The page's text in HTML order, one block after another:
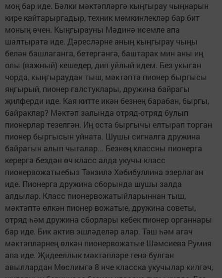
моң бар иде. Бәлки мәктәпләргә кыңгырау чыңнарын
кире кайтарыргадыр, техник мөмкинлекләр бар бит
моның өчен. Кыңгырауны Мәдинә исемле апа
шалтырата иде. Дәресләрне аның кыңгырау чыңы
белән башлаганга, бетергәнгә, баштарак мин аны иң
олы (важный) кешедер, дип уйлый идем. Без укыган
чорда, кыңгыраудан тыш, мәктәптә пионер быргысы
яңгырый, пионер галстуклары, дружина байрагы
җилферди иде. Кая китте икән безнең барабан, быргы,
байраклар? Мәктәп залында отряд-отряд булып
пионерлар тезелгән. Иң оста быргычы елтырап торган
пионер быргысын уйната. Шушы сигналга дружина
байрагын алып чыгалар... Безнең классны пионерга
керергә бездән өч класс алда укучы класс
пионервожатыебыз Тәнзилә Хәбибуллина эзерләгән
иде. Пионерга дружина сборында шушы залда
алдылар. Класс пионервожатыйларыннан тыш,
мәктәптә өлкән пионер вожатые, дружина советы,
отряд һәм дружина сборлары кебек пионер органнары
бар иде. Бик актив эшләделәр алар. Таш һәм агач
мәктәпләрнең өлкән пионервожатые Шәмсиева Румия
апа иде. Җидееллык мәктәпләре генә булган
авыллардан Мөслимгә 8 нче класска укучылар килгәч,